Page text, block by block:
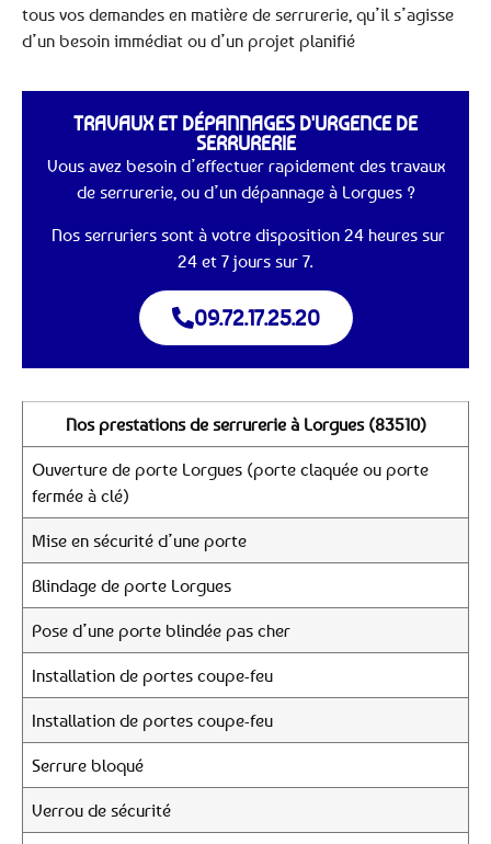
tous vos demandes en matière de serrurerie, qu’il s’agisse
d’un besoin immédiat ou d’un projet planifié
TRAVAUX ET DÉPANNAGES D'URGENCE DE
SERRURERIE
Vous avez besoin d’effectuer rapidement des travaux
de serrurerie, ou d’un dépannage à Lorgues ?
Nos serruriers sont à votre disposition 24 heures sur
24 et 7 jours sur 7.
09.72.17.25.20
Nos prestations de serrurerie à Lorgues (83510)
Ouverture de porte Lorgues (porte claquée ou porte
fermée à clé)
Mise en sécurité d’une porte
Blindage de porte Lorgues
Pose d’une porte blindée pas cher
Installation de portes coupe-feu
Installation de portes coupe-feu
Serrure bloqué
Verrou de sécurité